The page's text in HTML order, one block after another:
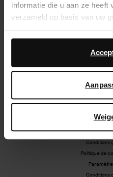
informatie die u aan ze heeft
verzameld op basis van uw
Daarnaast werken wij
advertentie- en
hoe Google uw
Magasins
BE | Français
Instagram Tiktok
Conditions
Politique de
Conditions